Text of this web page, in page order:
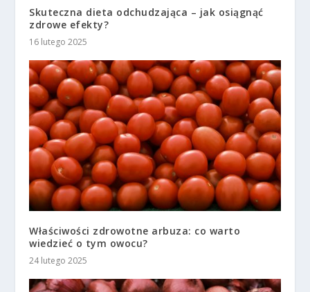
Skuteczna dieta odchudzająca – jak osiągnąć
zdrowe efekty?
16 lutego 2025
Właściwości zdrowotne arbuza: co warto
wiedzieć o tym owocu?
24 lutego 2025